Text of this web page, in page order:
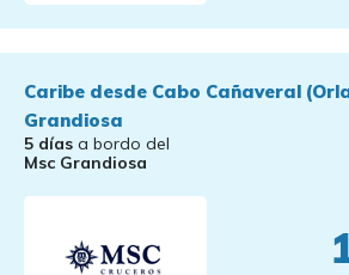
Caribe desde Cabo Cañaveral
Grandiosa
5 días a bordo del
Msc Grandiosa